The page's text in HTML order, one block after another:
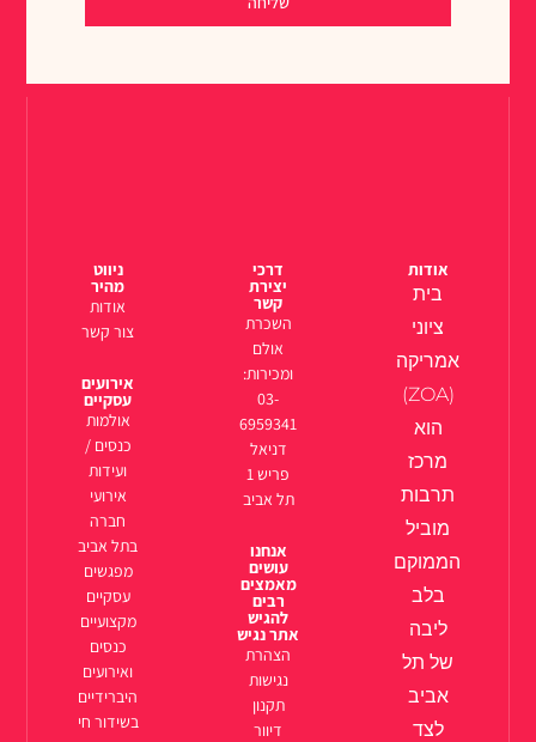
אודות
בית
ציוני
אמריקה
(ZOA)
הוא
מרכז
תרבות
מוביל
הממוקם
בלב
ליבה
של תל
אביב
לצד
דרכי
יצירת
קשר
השכרת
אולם
ומכירות:
03-
6959341
דניאל
פריש 1
תל אביב
אנחנו
עושים
מאמצים
רבים
להגיש
אתר נגיש
הצהרת
נגישות
תקנון
דיוור
ניווט
מהיר
אודות
צור קשר
אירועים
עסקיים
אולמות
כנסים /
ועידות
אירועי
חברה
בתל אביב
מפגשים
עסקיים
מקצועיים
כנסים
ואירועים
היברידיים
בשידור חי